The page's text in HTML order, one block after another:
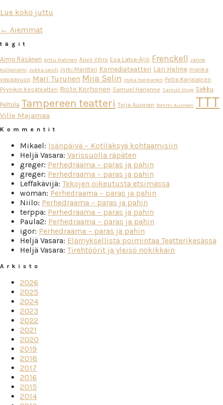
Lue koko juttu
← Aiemmat
tägit
Aimo Räsänen Arttu Ratinen Auvo Vihro Esa Latva-Äijö Frenckell
Janne
Kallioniemi Jukka Leisti Jyrki Mänttäri Komediateatteri Lari Halme marika
vapaavuori Mari Turunen Miia Selin mika honkanen Petra Karjalainen
Pyynikin kesäteatteri Risto Korhonen Samuel Harjanne Samuli Muje Sirkku
Peltola Tampereen teatteri Teija Auvinen Tommi Auvinen TTT
Ville Majamaa
Kommentit
Mikael: Isänpäivä – Kotiläksyä kohtaamisiin
Heljä Vasara: Varissuolla räpäten
greger: Perhedraama – paras ja pahin
greger: Perhedraama – paras ja pahin
Leffakävijä: Tekojen oikeutusta etsimässä
woman: Perhedraama – paras ja pahin
Niilo: Perhedraama – paras ja pahin
terppa: Perhedraama – paras ja pahin
Paula2: Perhedraama – paras ja pahin
igor: Perhedraama – paras ja pahin
Heljä Vasara: Elämyksellistä poimintaa Teatterikesässä
Heljä Vasara: Tirehtöörit ja yleisö nokikkain
Arkisto
2026
2025
2024
2023
2022
2021
2020
2019
2018
2017
2016
2015
2014